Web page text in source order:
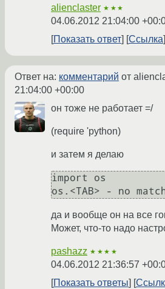
alienclaster ★★★
04.06.2012 21:04:00
Показать ответ
Ссылка
Ответ на: комментарий от
21:04:00 +00:00
он тоже не работает =/
(require 'python)
и затем я делаю
import os
os.<TAB> - no
да и вообще он на все
Может, что-то надо
pashazz ★★★★
04.06.2012 21:36:57
Показать ответы